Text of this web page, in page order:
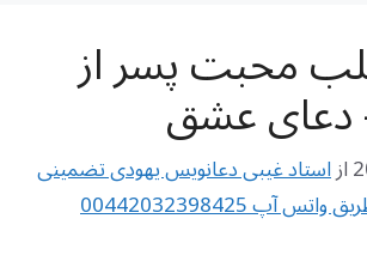
محبت پسر از
دعای عشق
ازاستاد غیبی دعانویس یهودی تضمینی
00442032398425